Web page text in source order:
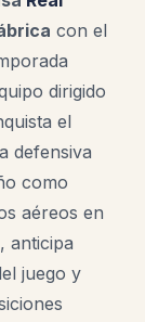
con el
dirigido
el
defensiva
como
aéreos en
anticipa
juego y